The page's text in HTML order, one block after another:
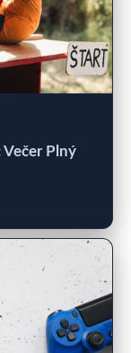
Večer Plný